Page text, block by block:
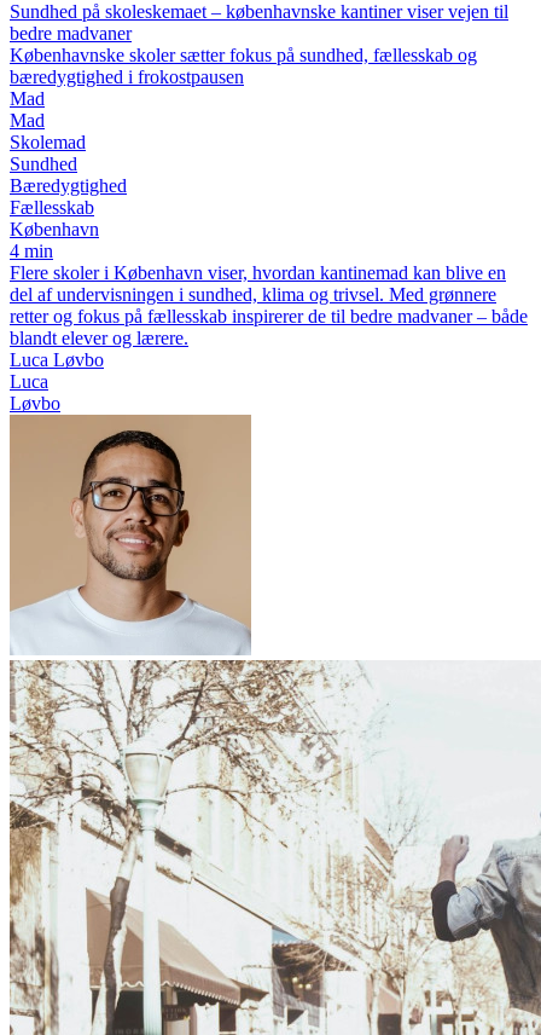
Sundhed på skoleskemaet – københavnske kantiner viser vejen til
bedre madvaner
Københavnske skoler sætter fokus på sundhed, fællesskab og
bæredygtighed i frokostpausen
Mad
Mad
Skolemad
Sundhed
Bæredygtighed
Fællesskab
København
4 min
Flere skoler i København viser, hvordan kantinemad kan blive en
del af undervisningen i sundhed, klima og trivsel. Med grønnere
retter og fokus på fællesskab inspirerer de til bedre madvaner – både
blandt elever og lærere.
Luca Løvbo
Luca
Løvbo